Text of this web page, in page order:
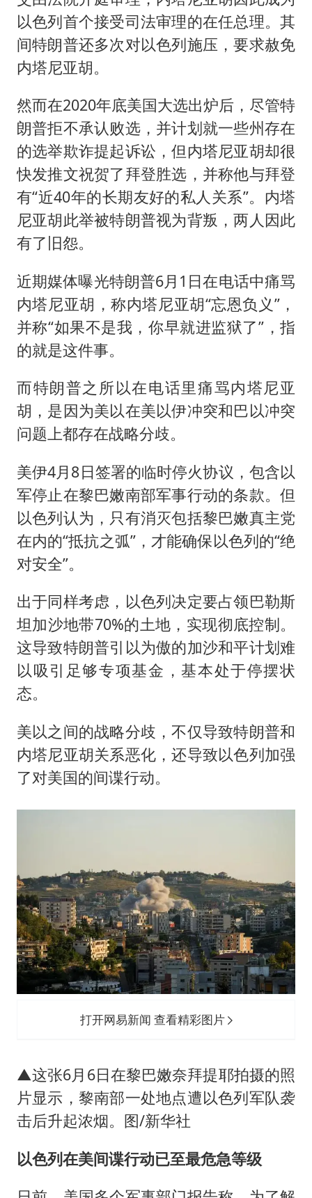
以色列首个接受司法审理的在任总理。其
间特朗普还多次对以色列施压，要求赦免
内塔尼亚胡。
然而在2020年底美国大选出炉后，尽管特
朗普拒不承认败选，并计划就一些州存在
的选举欺诈提起诉讼，但内塔尼亚胡却很
快发推文祝贺了拜登胜选，并称他与拜登
有“近40年的长期友好的私人关系”。内塔
尼亚胡此举被特朗普视为背叛，两人因此
有了旧怨。
近期媒体曝光特朗普6月1日在电话中痛骂
内塔尼亚胡，称内塔尼亚胡“忘恩负义”‌，
并称“‌如果不是我，你早就进监狱了‌”，指
的就是这件事。
而特朗普之所以在电话里痛骂内塔尼亚
胡，是因为美以在美以伊冲突和巴以冲突
问题上都存在战略分歧。
美伊4月8日签署的临时停火协议，包含以
军停止在黎巴嫩南部军事行动的条款。但
以色列认为，只有消灭包括黎巴嫩真主党
在内的“抵抗之弧”，才能确保以色列的“绝
对安全”。
出于同样考虑，以色列决定要占领巴勒斯
坦加沙地带70%的土地，实现彻底控制。
这导致特朗普引以为傲的加沙和平计划难
以吸引足够专项基金，基本处于停摆状
态。
美以之间的战略分歧，不仅导致特朗普和
内塔尼亚胡关系恶化，还导致以色列加强
了对美国的间谍行动。
打开网易新闻 查看精彩图片
▲这张6月6日在黎巴嫩奈拜提耶拍摄的照
片显示，黎南部一处地点遭以色列军队袭
击后升起浓烟。图/新华社
以色列在美间谍行动已至最危急等级